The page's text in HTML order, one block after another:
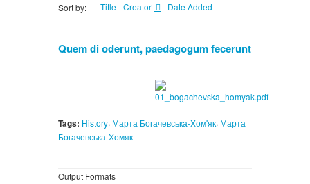
Sort by: Title Creator Date Added
Quem di oderunt, paedagogum fecerunt
Tags: History, Марта Богачевська-Хом'як, Марта
Богачевська-Хомяк
Output Formats